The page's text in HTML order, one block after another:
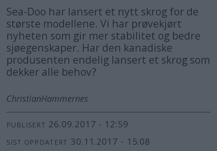
Sea-Doo har lansert et nytt skrog for de
største modellene. Vi har prøvekjørt
nyheten som gir mer stabilitet og bedre
sjøegenskaper. Har den kanadiske
produsenten endelig lansert et skrog som
dekker alle behov?
ChristianHammernes
PUBLISERT 26.09.2017 - 12:59
SIST OPPDATERT 30.11.2017 - 15:08